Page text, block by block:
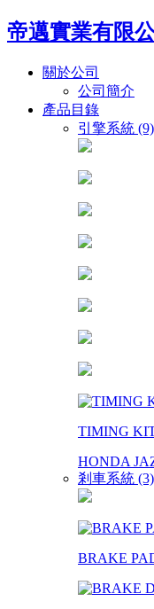
帝邁實業有限
關於公司
公司簡介
產品目錄
引擎系統 (9)
TIMING
HONDA
剎車系統 (3)
BRAKE